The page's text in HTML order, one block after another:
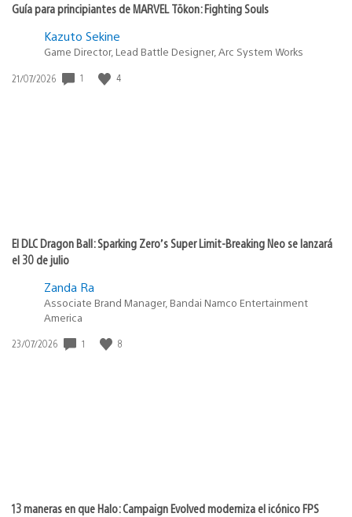
Guía para principiantes de MARVEL Tōkon: Fighting Souls
Kazuto Sekine
Game Director, Lead Battle Designer, Arc System Works
Fecha
21/07/2026 1 4
El DLC Dragon Ball: Sparking Zero’s Super Limit-Breaking Neo se lanzará
el 30 de julio
Zanda Ra
Associate Brand Manager, Bandai Namco Entertainment
America
Fecha
23/07/2026 1 8
13 maneras en que Halo: Campaign Evolved moderniza el icónico FPS